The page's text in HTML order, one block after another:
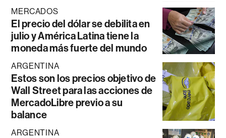
MERCADOS
El precio del dólar se debilita en
julio y América Latina tiene la
moneda más fuerte del mundo
ARGENTINA
Estos son los precios objetivo de
Wall Street para las acciones de
MercadoLibre previo a su
balance
ARGENTINA